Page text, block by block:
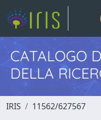
CATALOGO
DELLA
IRIS 11562/627567